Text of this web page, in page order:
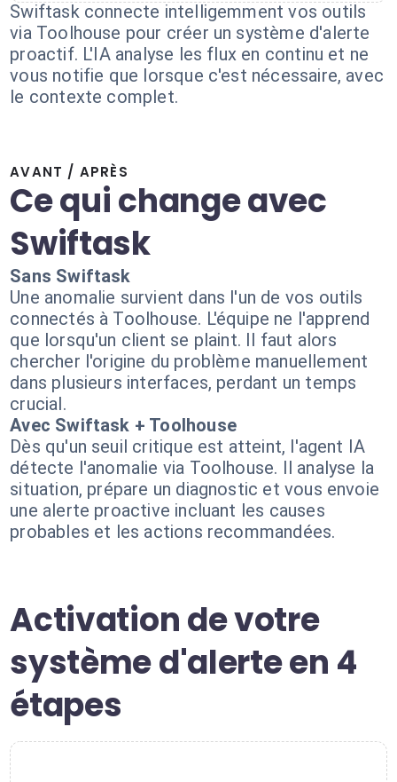
Swiftask connecte intelligemment vos outils
via Toolhouse pour créer un système d'alerte
proactif. L'IA analyse les flux en continu et ne
vous notifie que lorsque c'est nécessaire, avec
le contexte complet.
AVANT / APRÈS
Ce qui change avec
Swiftask
Sans Swiftask
Une anomalie survient dans l'un de vos outils
connectés à Toolhouse. L'équipe ne l'apprend
que lorsqu'un client se plaint. Il faut alors
chercher l'origine du problème manuellement
dans plusieurs interfaces, perdant un temps
crucial.
Avec Swiftask + Toolhouse
Dès qu'un seuil critique est atteint, l'agent IA
détecte l'anomalie via Toolhouse. Il analyse la
situation, prépare un diagnostic et vous envoie
une alerte proactive incluant les causes
probables et les actions recommandées.
Activation de votre
système d'alerte en 4
étapes